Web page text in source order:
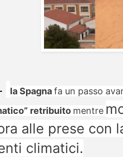
la Spagnafa un passo
retribuito mentre
alle prese con
climatici.